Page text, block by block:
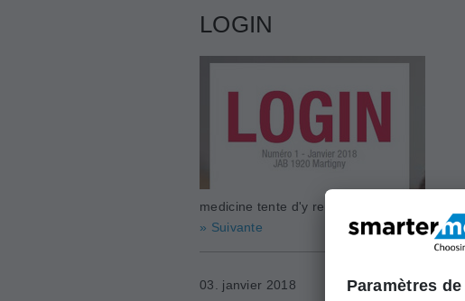
LOGIN
medicine tente d'y repondre. Presentation
» Suivante
03. janvier 2018